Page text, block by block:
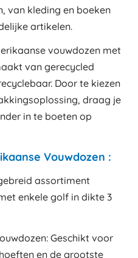
van kleding en boeken
artikelen.
vouwdozen met
van gerecycled
Door te kiezen
draag je
in te boeten op
Vouwdozen :
assortiment
enkele golf in dikte 3
Geschikt voor
en de grootste